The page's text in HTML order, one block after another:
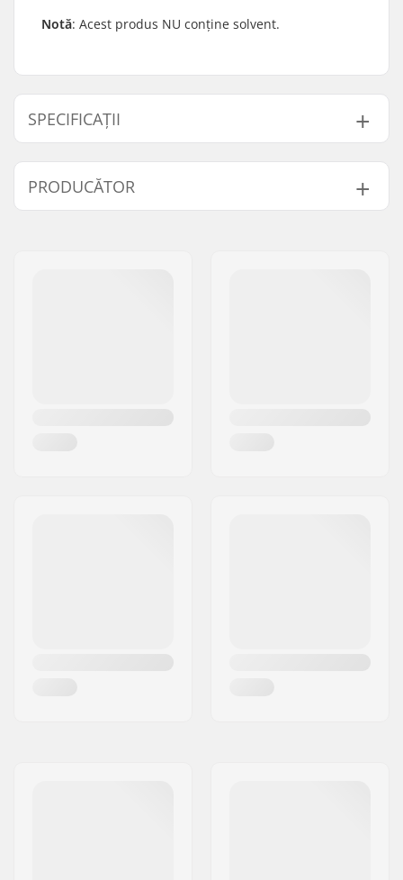
Notă: Acest produs NU conține solvent.
SPECIFICAȚII
Conținut de fluor: Nivel scăzut de fluor
PRODUCĂTOR